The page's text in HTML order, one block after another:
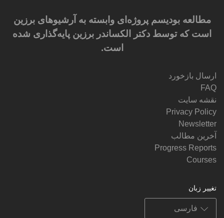
مطالعه بودیسم پروژه‌ای وابسته به آرشیوهای برزین
است که توسط دکتر الکساندر برزین پایه‌گذاری شده
است.
ارسال بازخورد
FAQ
نقشه سایت
Privacy Policy
Newsletter
آخرین مطالب
Progress Reports
Courses
تغییر زبان